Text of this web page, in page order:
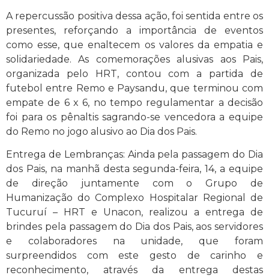
A repercussão positiva dessa ação, foi sentida entre os
presentes, reforçando a importância de eventos
como esse, que enaltecem os valores da empatia e
solidariedade. As comemorações alusivas aos Pais,
organizada pelo HRT, contou com a partida de
futebol entre Remo e Paysandu, que terminou com
empate de 6 x 6, no tempo regulamentar a decisão
foi para os pênaltis sagrando-se vencedora a equipe
do Remo no jogo alusivo ao Dia dos Pais.
Entrega de Lembranças: Ainda pela passagem do Dia
dos Pais, na manhã desta segunda-feira, 14, a equipe
de direção juntamente com o Grupo de
Humanização do Complexo Hospitalar Regional de
Tucuruí – HRT e Unacon, realizou a entrega de
brindes pela passagem do Dia dos Pais, aos servidores
e colaboradores na unidade, que foram
surpreendidos com este gesto de carinho e
reconhecimento, através da entrega destas